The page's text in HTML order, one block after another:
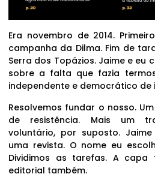
Era novembro de 2014.
campanha da Dilma. Fim de
Serra dos Topázios. Jaime e eu
sobre a falta que fazia
independente e democrático de
Resolvemos fundar o nosso.
de resistência. Mais um
voluntário, por suposto.
uma revista. O nome eu
Dividimos as tarefas. A
editorial também.